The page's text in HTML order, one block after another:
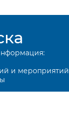
и мероприятий